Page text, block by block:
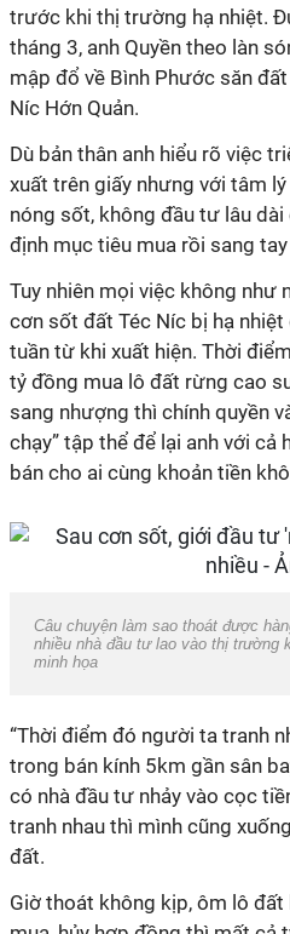
trước khi thị trường hạ nhiệt.
tháng 3, anh Quyền theo làn
mập đổ về Bình Phước săn
Níc Hớn Quản.
Dù bản thân anh hiểu rõ việc
xuất trên giấy nhưng với tâm
nóng sốt, không đầu tư lâu dài
định mục tiêu mua rồi sang
Tuy nhiên mọi việc không như
cơn sốt đất Téc Níc bị hạ nhiệt
tuần từ khi xuất hiện. Thời
tỷ đồng mua lô đất rừng cao
sang nhượng thì chính quyền
chạy” tập thể để lại anh với
bán cho ai cùng khoản tiền
Câu chuyện làm sao thoát được
nhiều nhà đầu tư lao vào thị trường
minh họa
“Thời điểm đó người ta tranh
trong bán kính 5km gần sân
có nhà đầu tư nhảy vào cọc
tranh nhau thì mình cũng
đất.
Giờ thoát không kịp, ôm lô